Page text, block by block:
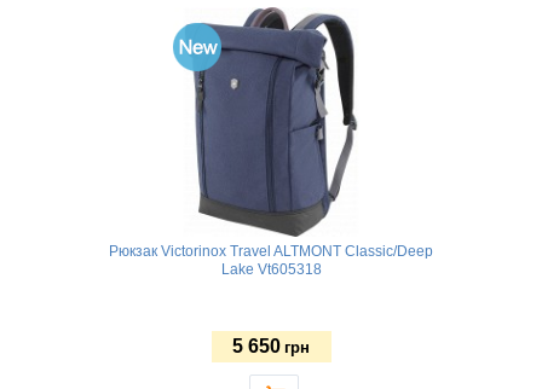
Рюкзак Victorinox Travel ALTMONT Classic/Deep
Lake Vt605318
5 650 грн